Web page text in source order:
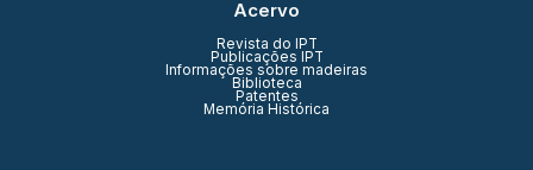
Acervo
Revista do IPT
Publicações IPT
Informações sobre madeiras
Biblioteca
Patentes
Memória Histórica